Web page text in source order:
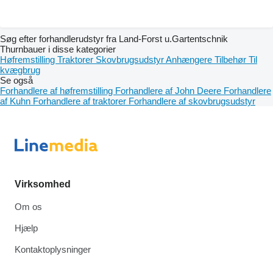
Søg efter forhandlerudstyr fra Land-Forst u.Gartentschnik
Thurnbauer i disse kategorier
Høfremstilling Traktorer SkovbrugsudstyrAnhængere Tilbehør Til
kvægbrug
Se også
Forhandlere af høfremstilling Forhandlere af John Deere Forhandlere
af Kuhn Forhandlere af traktorer Forhandlere af skovbrugsudstyr
Virksomhed
Om os
Hjælp
Kontaktoplysninger